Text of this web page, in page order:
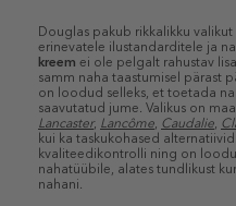
Douglas pakub rikkalikku
erinevatele ilustandarditele ja
kreem ei ole pelgalt rahustav
samm naha taastumisel pärast
on loodud selleks, et toetada
saavutatud jume. Valikus on
Lancaster, Lancôme, Caudalie,
kui ka taskukohased
kvaliteedikontrolli ning on
nahatüübile, alates tundlikust
nahani.